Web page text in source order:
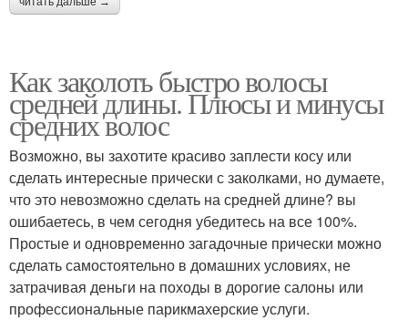
Как заколоть быстро волосы
средней длины. Плюсы и минусы
средних волос
Возможно, вы захотите красиво заплести косу или
сделать интересные прически с заколками, но думаете,
что это невозможно сделать на средней длине? вы
ошибаетесь, в чем сегодня убедитесь на все 100%.
Простые и одновременно загадочные прически можно
сделать самостоятельно в домашних условиях, не
затрачивая деньги на походы в дорогие салоны или
профессиональные парикмахерские услуги.